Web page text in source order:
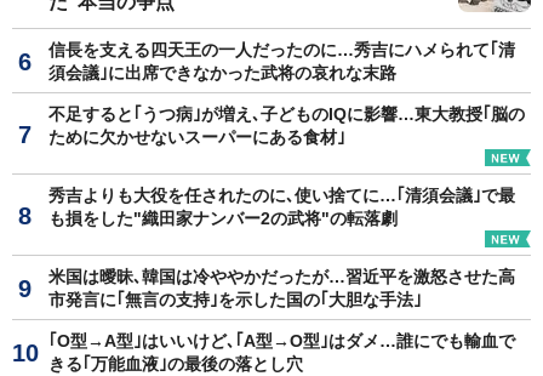
信長を支える四天王の一人だったのに…秀吉にハメられて｢清
須会議｣に出席できなかった武将の哀れな末路
不足すると｢うつ病｣が増え､子どものIQに影響…東大教授｢脳の
ために欠かせないスーパーにある食材｣
秀吉よりも大役を任されたのに､使い捨てに…｢清須会議｣で最
も損をした"織田家ナンバー2の武将"の転落劇
米国は曖昧､韓国は冷ややかだったが…習近平を激怒させた高
市発言に｢無言の支持｣を示した国の｢大胆な手法｣
｢O型→A型｣はいいけど､｢A型→O型｣はダメ…誰にでも輸血で
きる｢万能血液｣の最後の落とし穴